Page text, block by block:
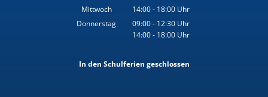
Von 10:00 bis 14:00 Uhr
Mittwoch 14:00- 18:00 Uhr
Von 14:00 bis 18:00 Uhr
Donnerstag 09:00- 12:30 Uhr
Von 09:00 bis 12:30 Uhr
14:00- 18:00 Uhr
In den Schulferien geschlossen